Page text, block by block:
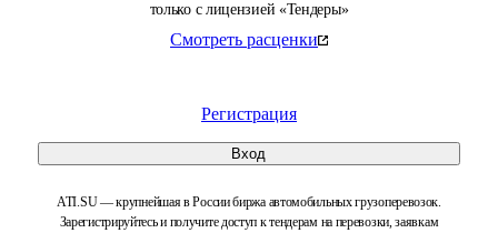
только с лицензией «Тендеры»
Смотреть расценки
Регистрация
Вход
ATI.SU — крупнейшая в России биржа автомобильных грузоперевозок.
Зарегистрируйтесь и получите доступ к тендерам на перевозки, заявкам